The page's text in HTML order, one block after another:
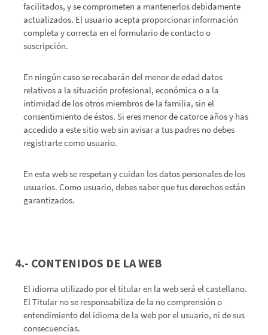
facilitados, y se comprometen a mantenerlos debidamente
actualizados. El usuario acepta proporcionar información
completa y correcta en el formulario de contacto o
suscripción.
En ningún caso se recabarán del menor de edad datos
relativos a la situación profesional, económica o a la
intimidad de los otros miembros de la familia, sin el
consentimiento de éstos. Si eres menor de catorce años y has
accedido a este sitio web sin avisar a tus padres no debes
registrarte como usuario.
En esta web se respetan y cuidan los datos personales de los
usuarios. Como usuario, debes saber que tus derechos están
garantizados.
4.- CONTENIDOS DE LA WEB
El idioma utilizado por el titular en la web será el castellano.
El Titular no se responsabiliza de la no comprensión o
entendimiento del idioma de la web por el usuario, ni de sus
consecuencias.